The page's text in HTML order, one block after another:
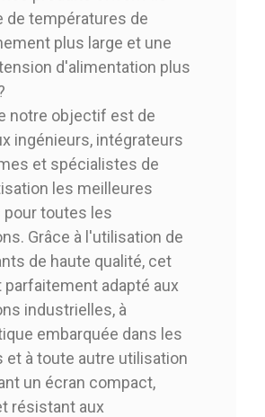
de températures de
plus large et une
d'alimentation plus
notre objectif est de
ingénieurs, intégrateurs
et spécialistes de
les meilleures
toutes les
Grâce à l'utilisation de
de haute qualité, cet
parfaitement adapté aux
industrielles, à
embarquée dans les
et à toute autre utilisation
un écran compact,
résistant aux